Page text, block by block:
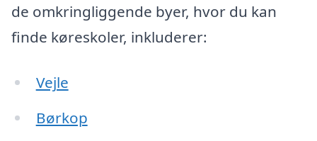
de omkringliggende byer, hvor du kan
finde køreskoler, inkluderer:
Vejle
Børkop